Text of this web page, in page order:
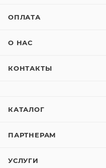
ОПЛАТА
О НАС
КОНТАКТЫ
КАТАЛОГ
ПАРТНЕРАМ
УСЛУГИ